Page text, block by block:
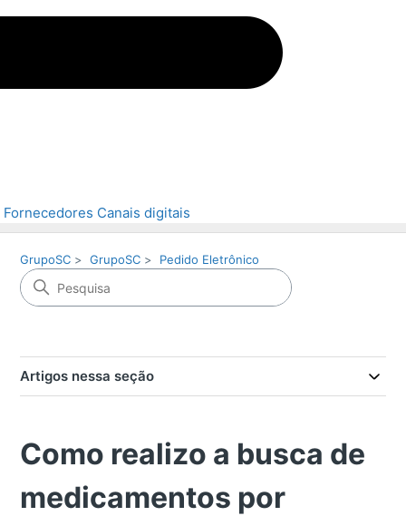
Fornecedores Canais digitais
GrupoSC GrupoSC Pedido Eletrônico
Artigos nessa seção
Como realizo a busca de
medicamentos por